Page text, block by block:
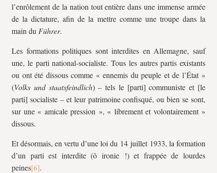
l’enrôlement de la nation tout entière dans une immense armée
de la dictature, afin de la mettre comme une troupe dans la
main du Führer.
Les formations politiques sont interdites en Allemagne, sauf
une, le parti national-socialiste. Tous les autres partis existants
ou ont été dissous comme « ennemis du peuple et de l’État »
(Volks und staatsfeindlich) – tels le [parti] communiste et [le
parti] socialiste – et leur patrimoine confisqué, ou bien se sont,
sur une « amicale pression », « librement et volontairement »
dissous.
Et désormais, en vertu d’une loi du 14 juillet 1933, la formation
d’un parti est interdite (ô ironie !) et frappée de lourdes
peines
.